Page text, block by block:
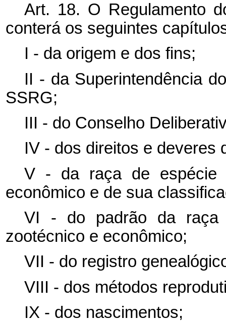
Art. 18. O Regulamento
conterá os seguintes
I - da origem e dos fins;
II - da Superintendência
SSRG;
III - do Conselho
IV - dos direitos e deveres
V - da raça de espécie
econômico e de sua
VI - do padrão da raça
zootécnico e econômico;
VII - do registro
VIII - dos métodos
IX - dos nascimentos;